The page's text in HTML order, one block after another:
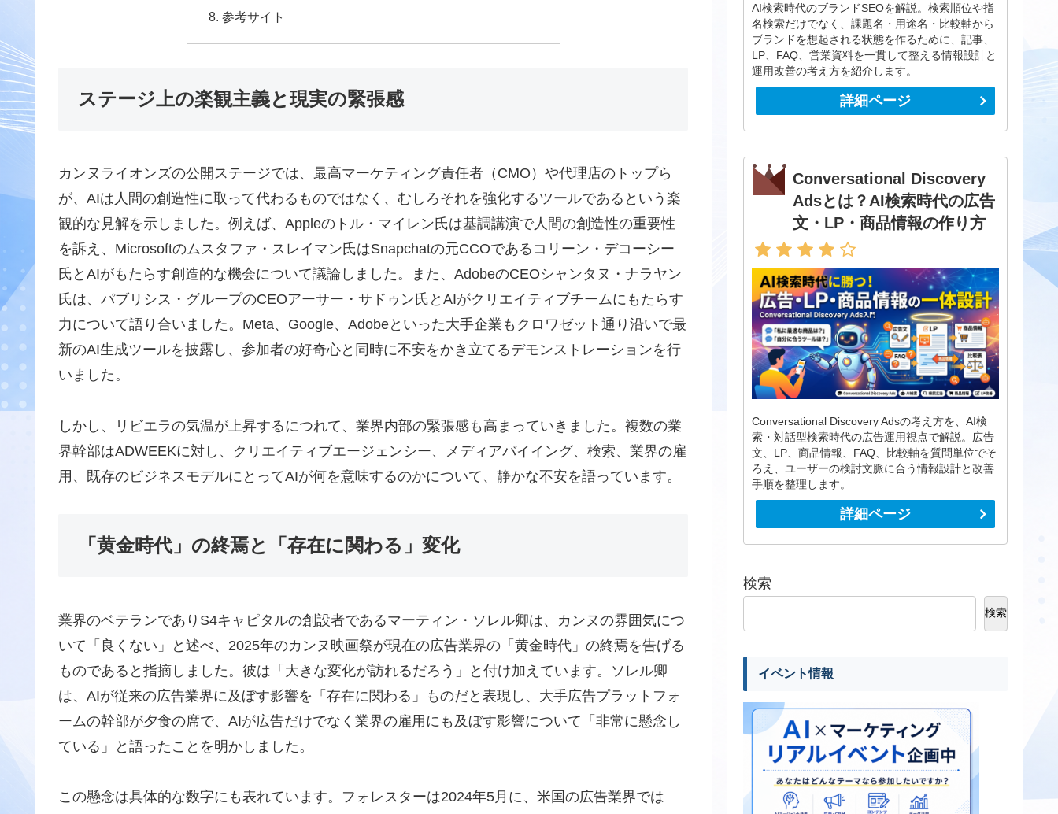
参考サイト
ステージ上の楽観主義と現実の緊張感
カンヌライオンズの公開ステージでは、最高マーケティング責任者（CMO）や代理店のトップら
が、AIは人間の創造性に取って代わるものではなく、むしろそれを強化するツールであるという楽
観的な見解を示しました。例えば、Appleのトル・マイレン氏は基調講演で人間の創造性の重要性
を訴え、Microsoftのムスタファ・スレイマン氏はSnapchatの元CCOであるコリーン・デコーシー
氏とAIがもたらす創造的な機会について議論しました。また、AdobeのCEOシャンタヌ・ナラヤン
氏は、パブリシス・グループのCEOアーサー・サドゥン氏とAIがクリエイティブチームにもたらす
力について語り合いました。Meta、Google、Adobeといった大手企業もクロワゼット通り沿いで最
新のAI生成ツールを披露し、参加者の好奇心と同時に不安をかき立てるデモンストレーションを行
いました。
しかし、リビエラの気温が上昇するにつれて、業界内部の緊張感も高まっていきました。複数の業
界幹部はADWEEKに対し、クリエイティブエージェンシー、メディアバイイング、検索、業界の雇
用、既存のビジネスモデルにとってAIが何を意味するのかについて、静かな不安を語っています。
「黄金時代」の終焉と「存在に関わる」変化
業界のベテランでありS4キャピタルの創設者であるマーティン・ソレル卿は、カンヌの雰囲気につ
いて「良くない」と述べ、2025年のカンヌ映画祭が現在の広告業界の「黄金時代」の終焉を告げる
ものであると指摘しました。彼は「大きな変化が訪れるだろう」と付け加えています。ソレル卿
は、AIが従来の広告業界に及ぼす影響を「存在に関わる」ものだと表現し、大手広告プラットフォ
ームの幹部が夕食の席で、AIが広告だけでなく業界の雇用にも及ぼす影響について「非常に懸念し
ている」と語ったことを明かしました。
この懸念は具体的な数字にも表れています。フォレスターは2024年5月に、米国の広告業界では
AI検索時代のブランドSEOを解説。検索順位や指
名検索だけでなく、課題名・用途名・比較軸から
ブランドを想起される状態を作るために、記事、
LP、FAQ、営業資料を一貫して整える情報設計と
運用改善の考え方を紹介します。
詳細ページ
Conversational Discovery
Adsとは？AI検索時代の広告
文・LP・商品情報の作り方
Conversational Discovery Adsの考え方を、AI検
索・対話型検索時代の広告運用視点で解説。広告
文、LP、商品情報、FAQ、比較軸を質問単位でそ
ろえ、ユーザーの検討文脈に合う情報設計と改善
手順を整理します。
詳細ページ
検索
検索
イベント情報